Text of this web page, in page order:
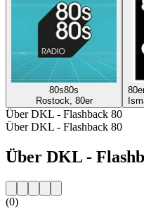
80s80s
Rostock, 80er
Über DKL - Flashback 80
Über DKL - Flashback 80
Über DKL -
(0)